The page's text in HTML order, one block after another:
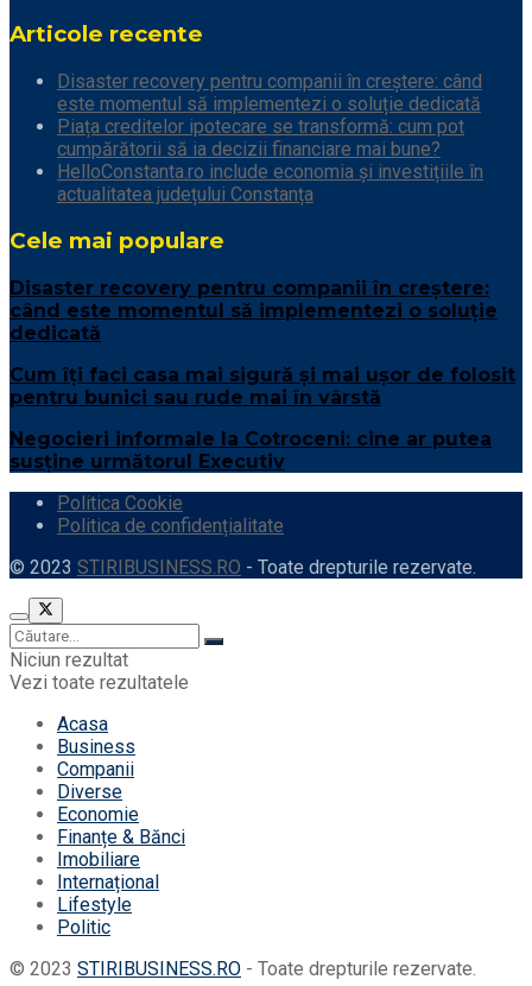
Articole recente
Disaster recovery pentru companii în creștere: când
este momentul să implementezi o soluție dedicată
Piața creditelor ipotecare se transformă: cum pot
cumpărătorii să ia decizii financiare mai bune?
HelloConstanta.ro include economia și investițiile în
actualitatea județului Constanța
Cele mai populare
Disaster recovery pentru companii în creștere:
când este momentul să implementezi o soluție
dedicată
Cum îți faci casa mai sigură și mai ușor de folosit
pentru bunici sau rude mai în vârstă
Negocieri informale la Cotroceni: cine ar putea
susține următorul Executiv
Politica Cookie
Politica de confidențialitate
© 2023 STIRIBUSINESS.RO - Toate drepturile rezervate.
Niciun rezultat
Vezi toate rezultatele
Acasa
Business
Companii
Diverse
Economie
Finanțe & Bănci
Imobiliare
Internațional
Lifestyle
Politic
© 2023 STIRIBUSINESS.RO - Toate drepturile rezervate.